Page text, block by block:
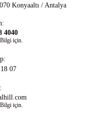
Konyaaltı / Antalya
4040
için.
07
için.